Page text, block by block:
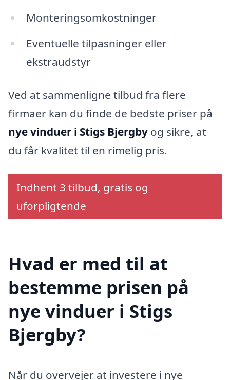
Monteringsomkostninger
Eventuelle tilpasninger eller
ekstraudstyr
Ved at sammenligne tilbud fra flere
firmaer kan du finde de bedste priser på
nye vinduer i Stigs Bjergby og sikre, at
du får kvalitet til en rimelig pris.
Indhent 3 tilbud, gratis og
uforpligtende
Hvad er med til at
bestemme prisen på
nye vinduer i Stigs
Bjergby?
Når du overvejer at investere i nye